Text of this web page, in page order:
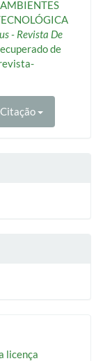
- Revista De
de
licença